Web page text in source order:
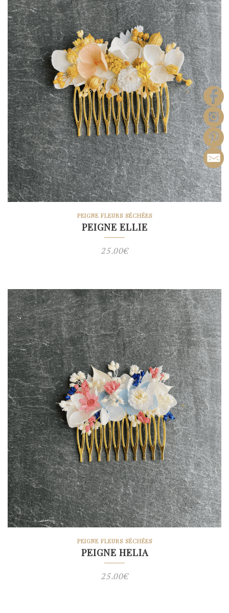
PEIGNE FLEURS SÉCHÉES
PEIGNE ELLIE
25.00€
PEIGNE FLEURS SÉCHÉES
PEIGNE HELIA
25.00€